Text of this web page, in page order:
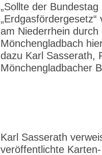
„Sollte der
am Niederrhein durch
Mönchengladbach
dazu Karl Sasserath,
Mönchengladbacher
Karl Sasserath
veröffentlichte